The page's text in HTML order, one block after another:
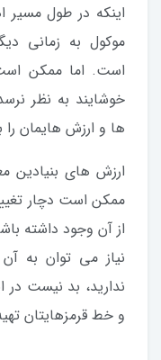
اینکه در طول مسیر
موکول به زمانی
است. اما ممکن
خوشایند به نظر
ها و ارزش هایمان را
ارزش های بنیادین
ممکن است دچار
از آن وجود داشته
نیاز می توان به
ندارید، بد نیست
و خط قرمزهایتان